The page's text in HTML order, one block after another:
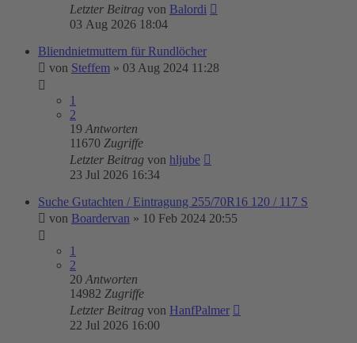
Letzter Beitrag von Balordi
03 Aug 2026 18:04
Bliendnietmuttern für Rundlöcher
von Steffem » 03 Aug 2024 11:28
1
2
19 Antworten
11670 Zugriffe
Letzter Beitrag von hljube
23 Jul 2026 16:34
Suche Gutachten / Eintragung 255/70R16 120 / 117 S
von Boardervan » 10 Feb 2024 20:55
1
2
20 Antworten
14982 Zugriffe
Letzter Beitrag von HanfPalmer
22 Jul 2026 16:00